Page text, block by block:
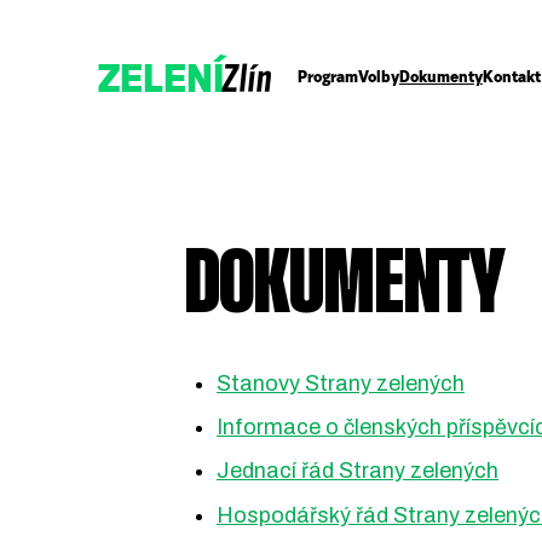
ZELENÍZlín ProgramVolbyDokumentyKontakt
DOKUMENTY
Stanovy Strany zelených
Informace o členských
Jednací řád Strany zelených
Hospodářský řád Strany